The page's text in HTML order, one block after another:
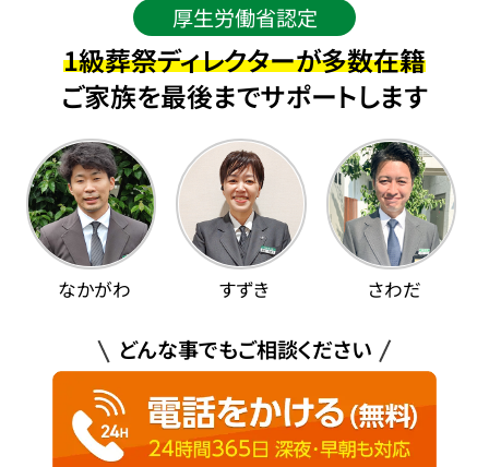
厚生労働省認定
1級葬祭ディレクターが多数在籍
ご家族を最後までサポートします
なかがわ すずき さわだ
どんな事でもご相談ください